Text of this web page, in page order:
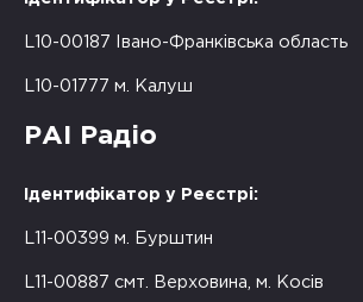
L10-00187 Івано-Франківська область
L10-01777 м. Калуш
РАІ Радіо
Ідентифікатор у Реєстрі:
L11-00399 м. Бурштин
L11-00887 смт. Верховина, м. Косів